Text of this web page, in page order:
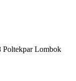
Poltekpar Lombok